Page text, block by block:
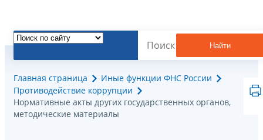
Найти
Главная страница
Иные функции ФНС России
Противодействие коррупции
Нормативные акты других государственных органов,
методические материалы